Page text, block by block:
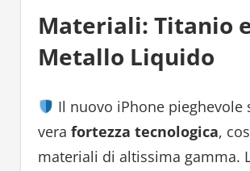
Materiali: Titanio
Metallo Liquido
Il nuovo iPhone pieghevole
vera fortezza tecnologica,
materiali di altissima gamma.